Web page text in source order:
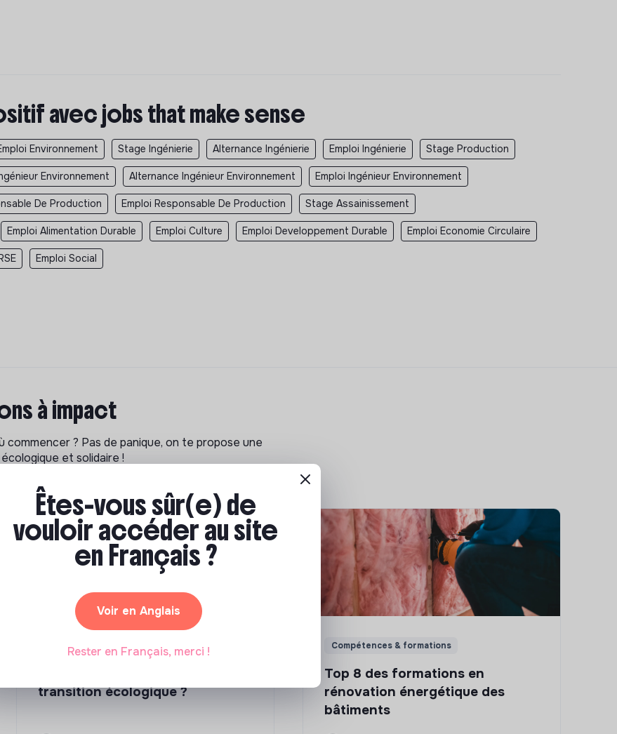
avec jobs that make sense
Environnement Stage Ingénierie Alternance Ingénierie Emploi Ingénierie Stage Production
Environnement Alternance Ingénieur Environnement Emploi Ingénieur Environnement
De Production Emploi Responsable De Production Stage Assainissement
Emploi Alimentation Durable Emploi Culture Emploi Developpement Durable Emploi Economie Circulaire
Emploi Social
à impact
? Pas de panique, on te propose une
et solidaire !
Compétences & formations
transition écologique ?
Compétences & formations
Top 8 des formations en
rénovation énergétique des
bâtiments
Êtes-vous sûr(e) de
vouloir accéder au site
en Français ?
Voir en Anglais
Rester en Français, merci !